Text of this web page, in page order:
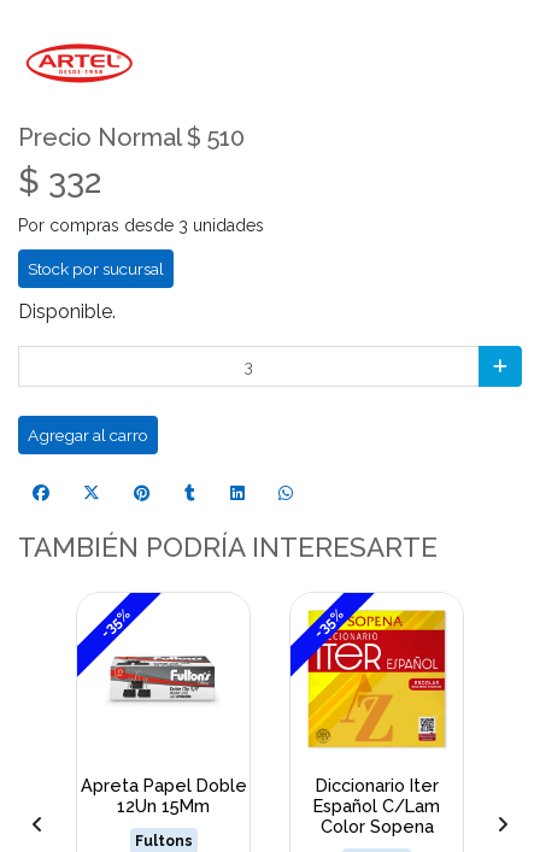
Precio Normal $ 510
$ 332
Por compras desde 3 unidades
Stock por sucursal
Disponible.
Agregar al carro
TAMBIÉN PODRÍA INTERESARTE
-35%
Apreta Papel Doble
12Un 15Mm
Fultons
-35%
Diccionario Iter
Español C/Lam
Color Sopena